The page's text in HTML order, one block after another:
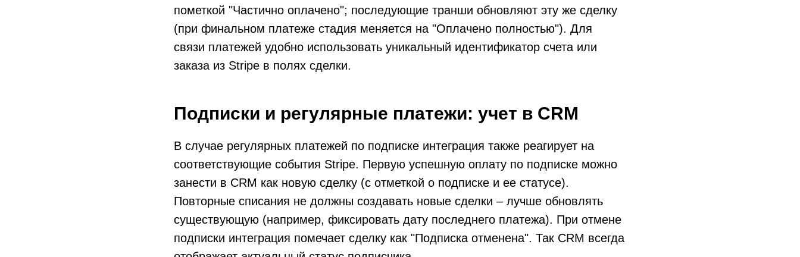
пометкой "Частично оплачено"; последующие транши обновляют эту же сделку
(при финальном платеже стадия меняется на "Оплачено полностью"). Для
связи платежей удобно использовать уникальный идентификатор счета или
заказа из Stripe в полях сделки.
Подписки и регулярные платежи: учет в CRM
В случае регулярных платежей по подписке интеграция также реагирует на
соответствующие события Stripe. Первую успешную оплату по подписке можно
занести в CRM как новую сделку (с отметкой о подписке и ее статусе).
Повторные списания не должны создавать новые сделки – лучше обновлять
существующую (например, фиксировать дату последнего платежа). При отмене
подписки интеграция помечает сделку как "Подписка отменена". Так CRM всегда